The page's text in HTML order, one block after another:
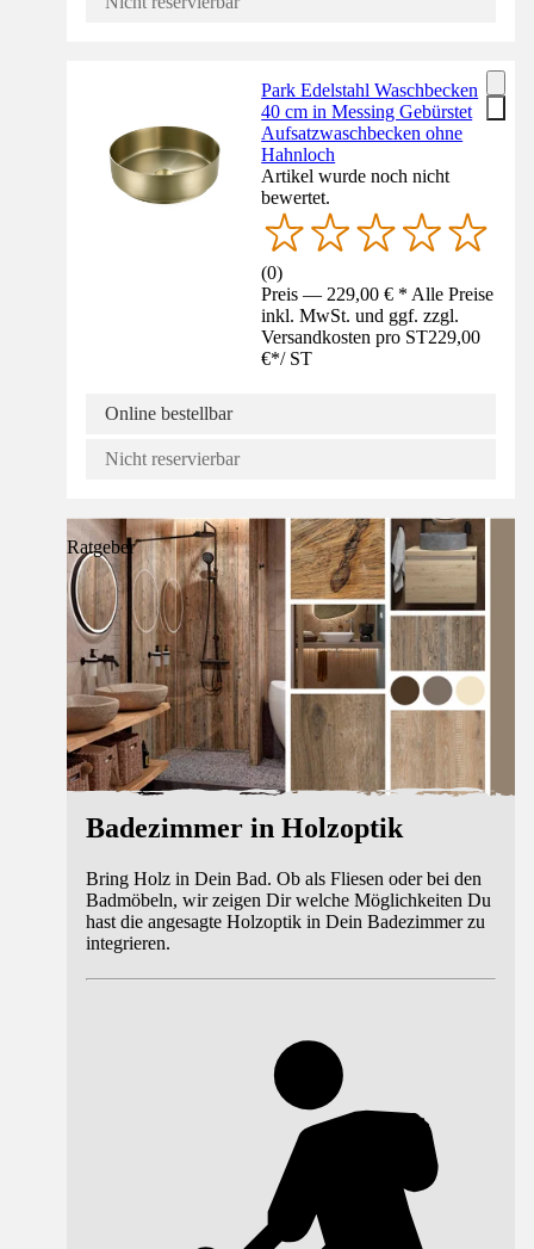
Park Edelstahl Waschbecken
40 cm in Messing Gebürstet
Aufsatzwaschbecken ohne
Hahnloch
Artikel wurde noch nicht
bewertet.
(0)
Preis — 229,00 € * Alle Preise
inkl. MwSt. und ggf. zzgl.
Versandkosten pro ST229,00
€*/ ST
Online bestellbar
Nicht reservierbar
Ratgeber
Badezimmer in Holzoptik
Bring Holz in Dein Bad. Ob als Fliesen oder bei den
Badmöbeln, wir zeigen Dir welche Möglichkeiten Du
hast die angesagte Holzoptik in Dein Badezimmer zu
integrieren.